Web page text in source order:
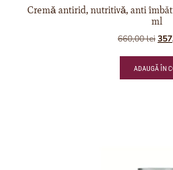
Cremǎ antirid, nutritivǎ, anti
ml
660,00lei
ADAUGĂ ÎN